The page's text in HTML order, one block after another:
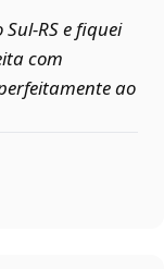
e fiquei
com
ao